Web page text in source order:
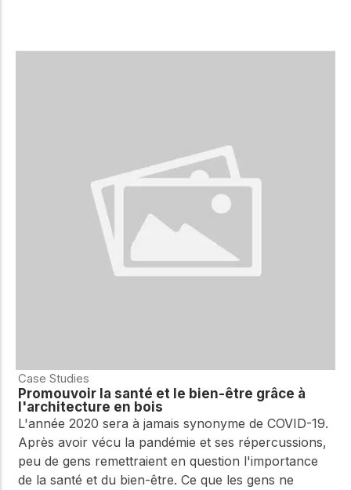
Case Studies
Promouvoir la santé et le bien-être grâce à
l'architecture en bois
L'année 2020 sera à jamais synonyme de COVID-19.
Après avoir vécu la pandémie et ses répercussions,
peu de gens remettraient en question l'importance
de la santé et du bien-être. Ce que les gens ne